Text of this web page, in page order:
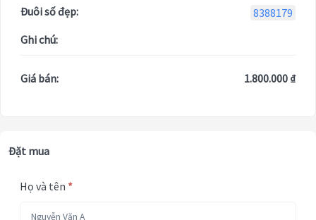
Đuôi số đẹp:
8388179
Ghi chú:
Giá bán: 1.800.000 ₫
Đặt mua
Họ và tên *